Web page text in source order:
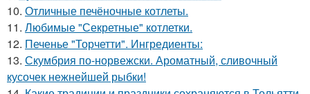
10. Отличные печёночные котлеты.
11. Любимые "Секретные" котлетки.
12. Печенье "Торчетти". Ингредиенты:
13. Скумбрия по-норвежски. Ароматный, сливочный
кусочек нежнейшей рыбки!